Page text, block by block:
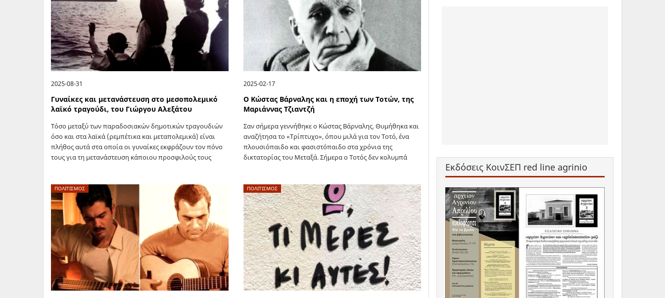
2025-08-31
Γυναίκες και μετανάστευση στο μεσοπολεμικό
λαϊκό τραγούδι, του Γιώργου Αλεξάτου
Τόσο μεταξύ των παραδοσιακών δημοτικών τραγουδιών
όσο και στα λαϊκά (ρεμπέτικα και μεταπολεμικά) είναι
πλήθος αυτά στα οποία οι γυναίκες εκφράζουν τον πόνο
τους για τη μετανάστευση κάποιου προσφιλούς τους
2025-02-17
Ο Κώστας Βάρναλης και η εποχή των Τοτών, της
Μαριάννας Τζιαντζή
Σαν σήμερα γεννήθηκε ο Κώστας Βάρναλης. Θυμήθηκα και
αναζήτησα το «Τρίπτυχο», όπου μιλά για τον Τοτό, ένα
πλουσιόπαιδο και φασιστόπαιδο στα χρόνια της
δικτατορίας του Μεταξά. Σήμερα ο Τοτός δεν κολυμπά
ΠΟΛΙΤΙΣΜΟΣ ΠΟΛΙΤΙΣΜΟΣ
Εκδόσεις ΚοινΣΕΠ red line agrinio